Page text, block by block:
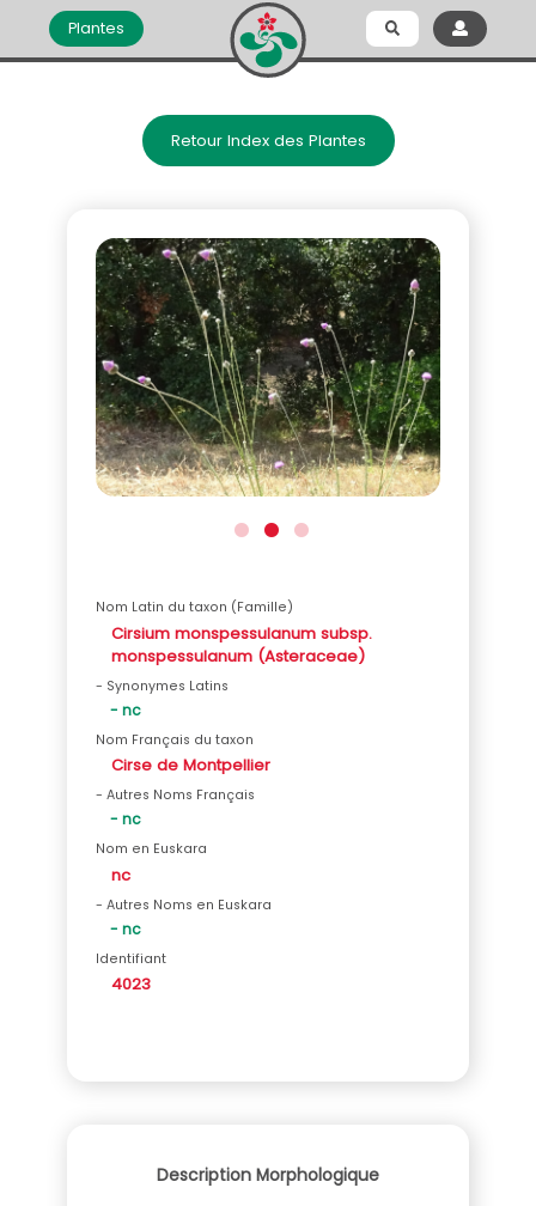
Plantes
Retour Index des Plantes
Nom Latin du taxon (Famille)
Cirsium monspessulanum subsp.
monspessulanum (Asteraceae)
- Synonymes Latins
- nc
Nom Français du taxon
Cirse de Montpellier
- Autres Noms Français
- nc
Nom en Euskara
nc
- Autres Noms en Euskara
- nc
Identifiant
4023
Description Morphologique